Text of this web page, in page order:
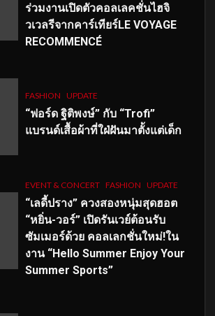
ร่วมงานเปิดตัวคอลเลคชั่นไฮจิ
วเวลรีจากคาร์เทียร์LE VOYAGE
RECOMMENCÉ
FASHION UPDATE
“ฟอร์ด ฐิติพงษ์” กับ “Trofi”
แบรนด์เสื้อผ้าที่ใฝ่ฝันมาตั้งแต่เด็ก
EVENT & CONCERT FASHION UPDATE
“เลดี้ปราง” ควงสองหนุ่มสุดฮอต
“หยิ่น-วอร์” เปิดรันเวย์ต้อนรับ
ซัมเมอร์ด้วย คอลเลกชั่นใหม่!ใน
งาน “Hello Summer Enjoy Your
Summer Sports”